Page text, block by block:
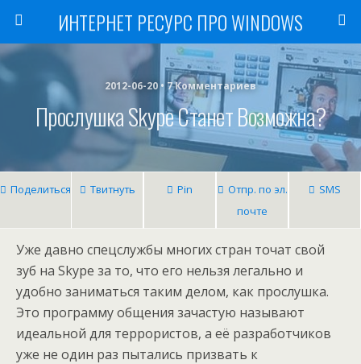
ИНТЕРНЕТ РЕСУРС ПРО WINDOWS
2012-06-20 • 7 Комментариев
Прослушка Skype Станет Возможна?
Поделиться Твитнуть Pin
Отпр. по эл.
почте
SMS
Уже давно спецслужбы многих стран точат свой
зуб на Skype за то, что его нельзя легально и
удобно заниматься таким делом, как прослушка.
Это программу общения зачастую называют
идеальной для террористов, а её разработчиков
уже не один раз пытались призвать к